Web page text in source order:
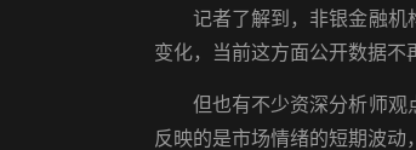
记者了解到，非银金融机
变化，当前这方面公开数据不
但也有不少资深分析师观
反映的是市场情绪的短期波动